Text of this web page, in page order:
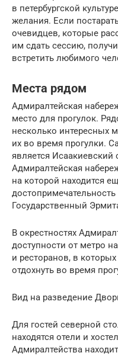
в петербургской
желания. Если
очевидцев, которые
им сдать сессию,
встретить любимого
Места рядом
Адмиралтейская
место для прогулок.
несколько интересных
их во время прогулки.
является Исаакиевский
Адмиралтейская
на которой находится
Государственный
В окрестностях
доступности от метро
и ресторанов, в
отдохнуть во время
Вид на разведение
Для гостей северной
находятся отели и
Адмиралтейства